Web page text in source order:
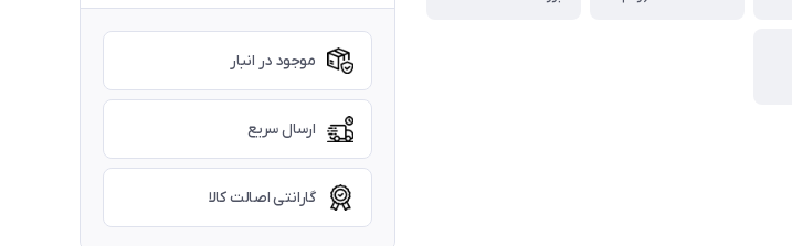
موجود در انبار
ارسال سریع
گارانتی اصالت کالا